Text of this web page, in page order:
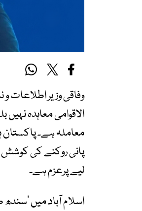
وفاقی وزیر اطلاعات
معاملہ ہے۔
پانی روکنے کی کوشش
لیے پرعزم ہے۔
اسلام آباد میں